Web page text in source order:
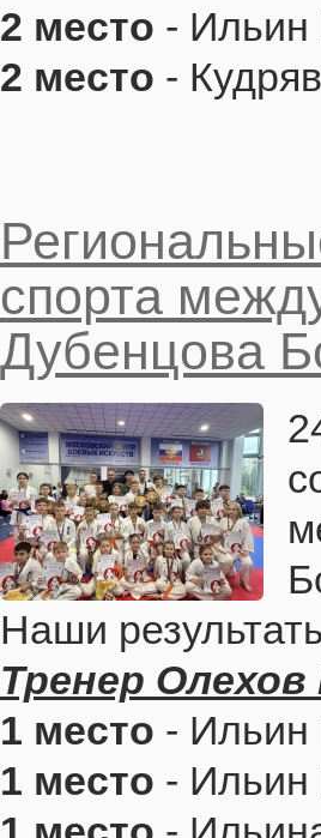
2 место - Ильин
2 место -
спорта
Дубенцова
Наши
Тренер Олехов
1 место - Ильин
1 место - Ильин